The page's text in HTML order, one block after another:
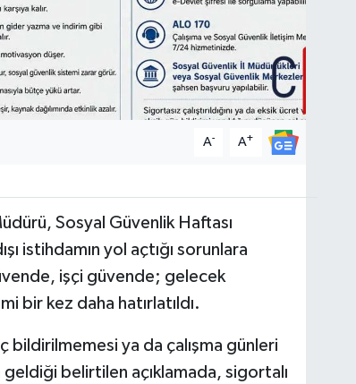
A- A+
Sosyal Güvenlik Haftası
istihdamın yol açtığı sorunlara
işçi güvende; gelecek
bir kez daha hatırlatıldı.
bildirilmemesi ya da çalışma günleri
belirtilen açıklamada, sigortalı